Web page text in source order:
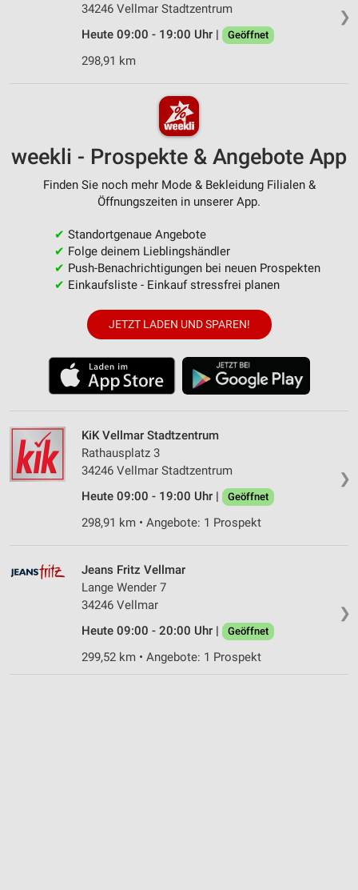
❯
34246 Vellmar Stadtzentrum
Heute 09:00 - 19:00 Uhr |
Geöffnet
298,91 km
weekli - Prospekte & Angebote App
Finden Sie noch mehr Mode & Bekleidung Filialen &
Öffnungszeiten in unserer App.
✔ Standortgenaue Angebote
✔ Folge deinem Lieblingshändler
✔ Push-Benachrichtigungen bei neuen Prospekten
✔ Einkaufsliste - Einkauf stressfrei planen
JETZT LADEN UND SPAREN!
❯
KiK Vellmar Stadtzentrum
Rathausplatz 3
34246 Vellmar Stadtzentrum
Heute 09:00 - 19:00 Uhr |
Geöffnet
298,91 km • Angebote: 1 Prospekt
❯
Jeans Fritz Vellmar
Lange Wender 7
34246 Vellmar
Heute 09:00 - 20:00 Uhr |
Geöffnet
299,52 km • Angebote: 1 Prospekt